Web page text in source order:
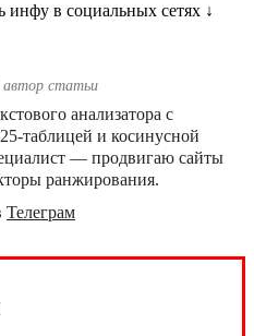
инфу в социальных сетях ↓
автор cтатьи
анализатора с
таблицей и косинусной
— продвигаю сайты
ранжирования.
Телеграм